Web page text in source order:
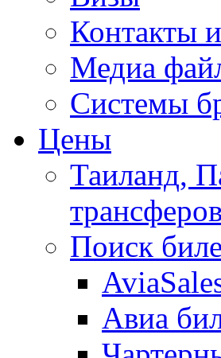
Контакты
Медиа
Системы
Цены
Таиланд,
трансферов
Поиск
Авиа